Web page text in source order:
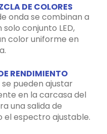
DE COLORES
onda se combinan a
conjunto LED,
color uniforme en
RENDIMIENTO
pueden ajustar
en la carcasa del
una salida de
el espectro ajustable.